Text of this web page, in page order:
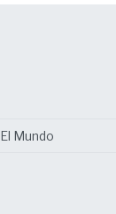
El Mundo